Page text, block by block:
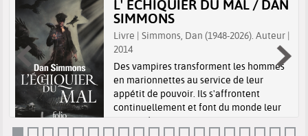
L' ÉCHIQUIER DU MAL / DAN
SIMMONS
Livre | Simmons, Dan (1948-2026). Auteur |
2014
Des vampires transforment les hommes
en marionnettes au service de leur
appétit de pouvoir. Ils s'affrontent
continuellement et font du monde leur
terrain de jeu.